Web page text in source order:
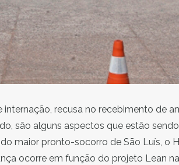
recusa no recebimento de
são alguns aspectos que estão sendo
maior pronto-socorro de São Luís, o
ocorre em função do projeto Lean